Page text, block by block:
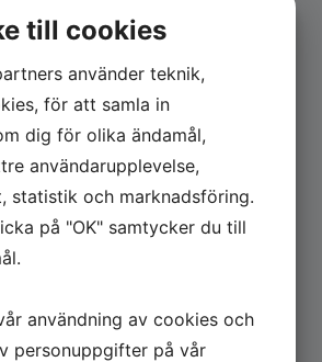
356 00
helger:
14
till cookies
använder teknik,
för att samla in
dig för olika ändamål,
användarupplevelse,
statistik och marknadsföring.
på "OK" samtycker du till
användning av cookies och
personuppgifter på vår